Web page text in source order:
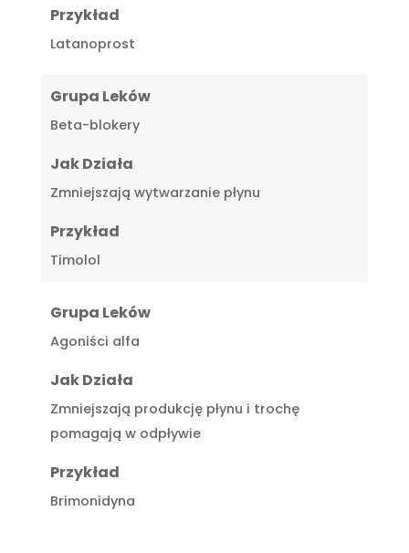
Przykład
Latanoprost
Grupa Leków
Beta-blokery
Jak Działa
Zmniejszają wytwarzanie płynu
Przykład
Timolol
Grupa Leków
Agoniści alfa
Jak Działa
Zmniejszają produkcję płynu i trochę
pomagają w odpływie
Przykład
Brimonidyna